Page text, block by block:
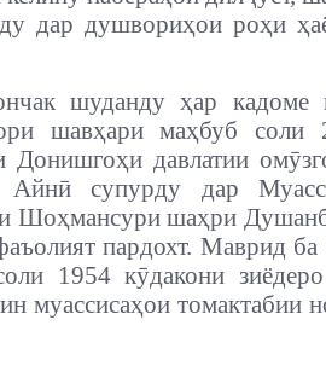
дар душвориҳои роҳи
шуданду ҳар кадоме
шавҳари маҳбуб соли
давлатии
супурду дар
Шоҳмансури шаҳри
пардохт. Маврид ба
1954 кӯдакони
муассисаҳои томактабии